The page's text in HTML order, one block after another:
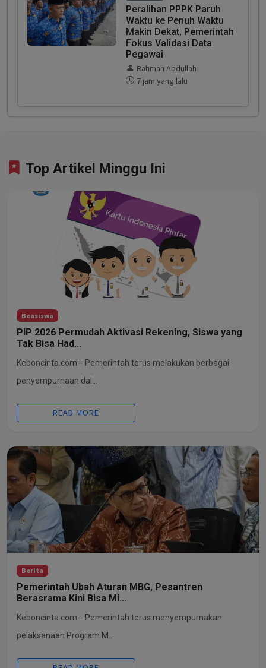
Peralihan PPPK Paruh
Waktu ke Penuh Waktu
Makin Dekat, Pemerintah
Fokus Validasi Data
Pegawai
Rahman Abdullah
7 jam yang lalu
Top Artikel Minggu Ini
Beasiswa
PIP 2026 Permudah Aktivasi Rekening, Siswa yang
Tak Bisa Had...
Keboncinta.com-- Pemerintah terus melakukan berbagai
penyempurnaan dal...
READ MORE
Berita
Pemerintah Ubah Aturan MBG, Pesantren
Berasrama Kini Bisa Mi...
Keboncinta.com-- Pemerintah terus menyempurnakan
pelaksanaan Program M...